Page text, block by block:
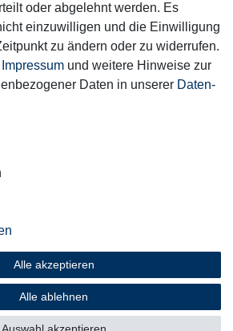
Motor-Fit
2026 | Alle Rechte vorbehalten.
oder abgelehnt werden. Es
einzuwilligen und die Einwilligung
zu ändern oder zu widerrufen.
Impressum und weitere Hinweise zur
Daten in unserer Daten­
Alle akzeptieren
Alle ablehnen